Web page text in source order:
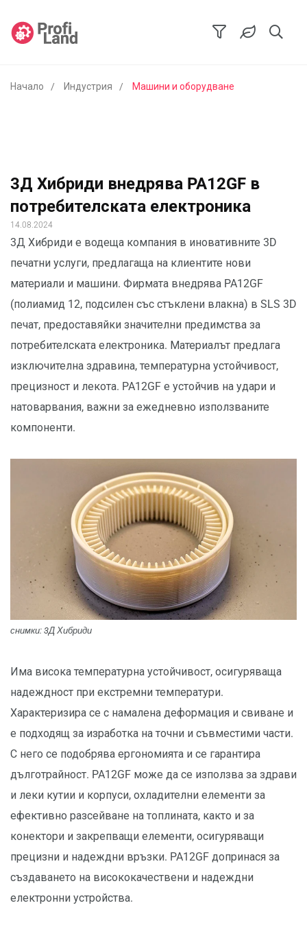
Начало Индустрия Машини и оборудване
3Д Хибриди внедрява PA12GF в
потребителската електроника
14.08.2024
3Д Хибриди е водеща компания в иновативните 3D
печатни услуги, предлагаща на клиентите нови
материали и машини. Фирмата внедрява PA12GF
(полиамид 12, подсилен със стъклени влакна) в SLS 3D
печат, предоставяйки значителни предимства за
потребителската електроника. Материалът предлага
изключителна здравина, температурна устойчивост,
прецизност и лекота. PA12GF е устойчив на удари и
натоварвания, важни за ежедневно използваните
компоненти.
снимки: 3Д Хибриди
Има висока температурна устойчивост, осигуряваща
надеждност при екстремни температури.
Характеризира се с намалена деформация и свиване и
е подходящ за изработка на точни и съвместими части.
С него се подобрява ергономията и се гарантира
дълготрайност. PA12GF може да се използва за здрави
и леки кутии и корпуси, охладителни елементи за
ефективно разсейване на топлината, както и за
конектори и закрепващи елементи, осигуряващи
прецизни и надеждни връзки. PA12GF допринася за
създаването на висококачествени и надеждни
електронни устройства.